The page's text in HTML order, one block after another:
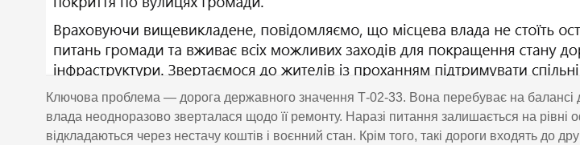
Ключова проблема — дорога державного значення Т-02-33. Вона перебуває на балансі
влада неодноразово зверталася щодо її ремонту. Наразі питання залишається на рівні
відкладаються через нестачу коштів і воєнний стан. Крім того, такі дороги входять до